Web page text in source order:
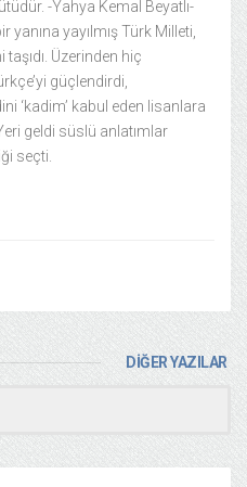
-Yahya Kemal Beyatlı-
yayılmış Türk Milleti,
Üzerinden hiç
güçlendirdi,
‘kadim’ kabul eden lisanlara
geldi süslü anlatımlar
seçti.
DİĞER YAZILAR